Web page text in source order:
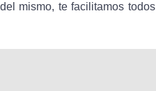
mismo, te facilitamos todos